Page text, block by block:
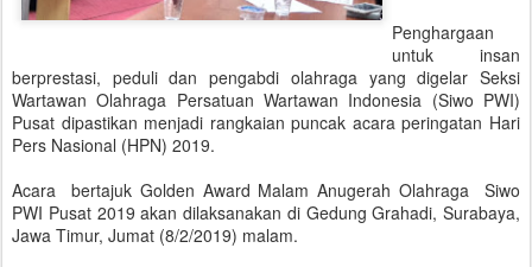
Penghargaan
untuk insan
berprestasi, peduli dan pengabdi olahraga yang digelar Seksi
Wartawan Olahraga Persatuan Wartawan Indonesia (Siwo PWI)
Pusat dipastikan menjadi rangkaian puncak acara peringatan Hari
Pers Nasional (HPN) 2019.
Acara bertajuk Golden Award Malam Anugerah Olahraga Siwo
PWI Pusat 2019 akan dilaksanakan di Gedung Grahadi, Surabaya,
Jawa Timur, Jumat (8/2/2019) malam.